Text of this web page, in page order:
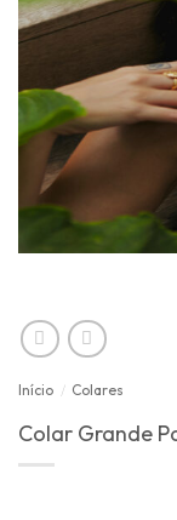
Início / Colares
Colar Grande